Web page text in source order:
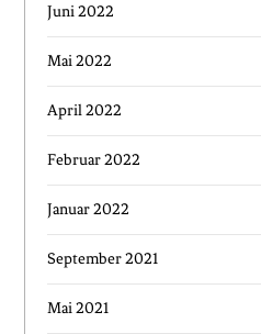
Juni 2022
Mai 2022
April 2022
Februar 2022
Januar 2022
September 2021
Mai 2021